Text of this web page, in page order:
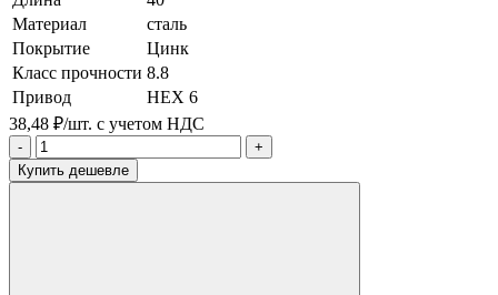
Материал
сталь
Покрытие
Цинк
Класс прочности 8.8
Привод
HEX 6
38,48 ₽/шт. с учетом НДС
-
+
Купить дешевле